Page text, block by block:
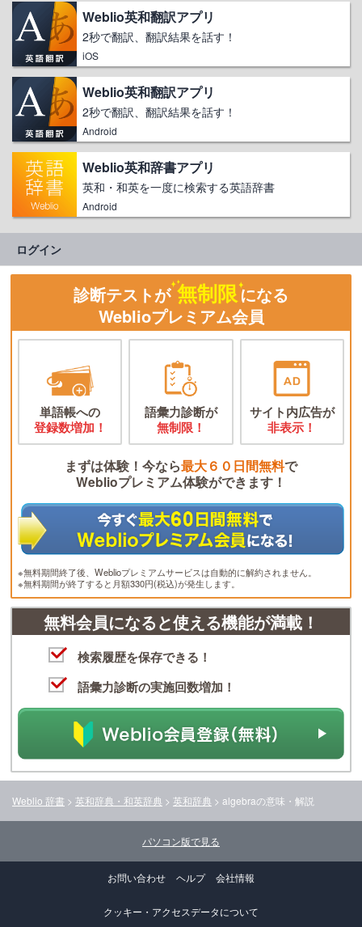
Weblio英和翻訳アプリ
2秒で翻訳、翻訳結果を話す！
iOS
Weblio英和翻訳アプリ
2秒で翻訳、翻訳結果を話す！
Android
Weblio英和辞書アプリ
英和・和英を一度に検索する英語辞書
Android
ログイン
診断テストが 無制限になる
Weblioプレミアム会員
単語帳への
登録数増加！
語彙力診断が
無制限！
サイト内広告が
非表示！
まずは体験！今なら最大６０日間無料で
Weblioプレミアム体験ができます！
※無料期間終了後、Weblioプレミアムサービスは自動的に解約されません。
※無料期間が終了すると月額330円(税込)が発生します。
無料会員になると使える機能が満載！
検索履歴を保存できる！
語彙力診断の実施回数増加！
Weblio 辞書 > 英和辞典・和英辞典 > 英和辞典 > algebraの意味・解説
パソコン版で見る
お問い合わせ ヘルプ 会社情報
クッキー・アクセスデータについて